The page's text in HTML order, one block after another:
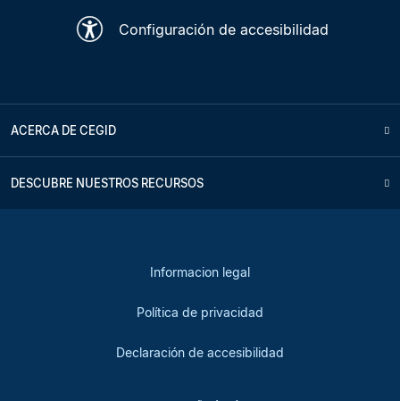
Configuración de accesibilidad
ACERCA DE CEGID
DESCUBRE NUESTROS RECURSOS
Informacion legal
Política de privacidad
Declaración de accesibilidad